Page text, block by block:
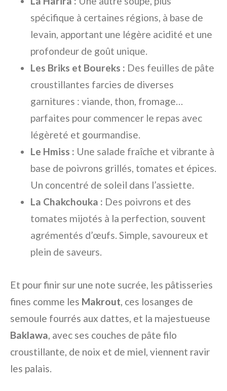
spécifique à certaines régions, à base de
levain, apportant une légère acidité et une
profondeur de goût unique.
Les Briks et Boureks : Des feuilles de pâte
croustillantes farcies de diverses
garnitures : viande, thon, fromage…
parfaites pour commencer le repas avec
légèreté et gourmandise.
Le Hmiss : Une salade fraîche et vibrante à
base de poivrons grillés, tomates et épices.
Un concentré de soleil dans l’assiette.
La Chakchouka : Des poivrons et des
tomates mijotés à la perfection, souvent
agrémentés d’œufs. Simple, savoureux et
plein de saveurs.
Et pour finir sur une note sucrée, les pâtisseries
fines comme les Makrout , ces losanges de
semoule fourrés aux dattes, et la majestueuse
Baklawa , avec ses couches de pâte filo
croustillante, de noix et de miel, viennent ravir
les palais.